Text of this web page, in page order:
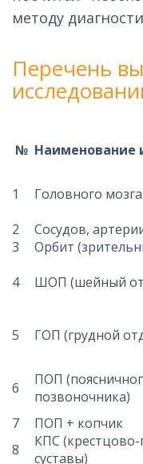
методу
Перечень
№ Наименование
1
Головного мозга
2
Сосудов,
3
Орбит
4
ШОП (шейный
5
ГОП (грудной
6
ПОП
позвоночника)
7
ПОП + копчик
8
КПС
суставы)